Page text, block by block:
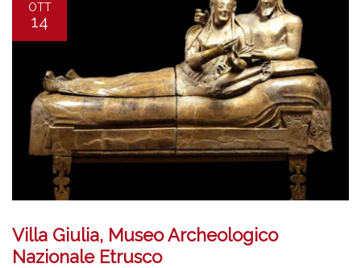
OTT
14
Villa Giulia, Museo Archeologico
Nazionale Etrusco